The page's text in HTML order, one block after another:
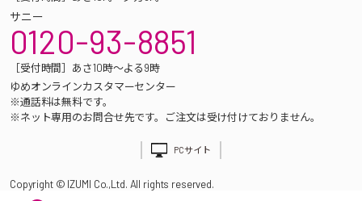
サニー
0120-93-8851
［受付時間］あさ10時～よる9時
ゆめオンラインカスタマーセンター
※通話料は無料です。
※ネット専用のお問合せ先です。ご注文は受け付けておりません。
PCサイト
Copyright © IZUMI Co.,Ltd. All rights reserved.